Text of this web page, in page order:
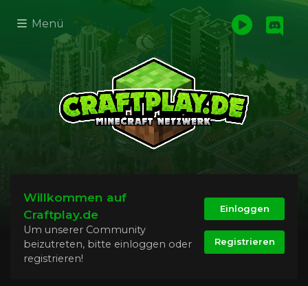
Menü
Willkommen auf
Craftplay.de
Um unserer Community
beizutreten, bitte einloggen oder
registrieren!
Einloggen
Registrieren